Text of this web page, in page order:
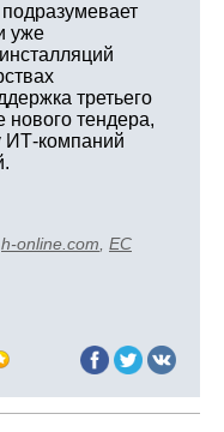
уже
третьего
тендера,
ИТ-компаний
h-online.com EC